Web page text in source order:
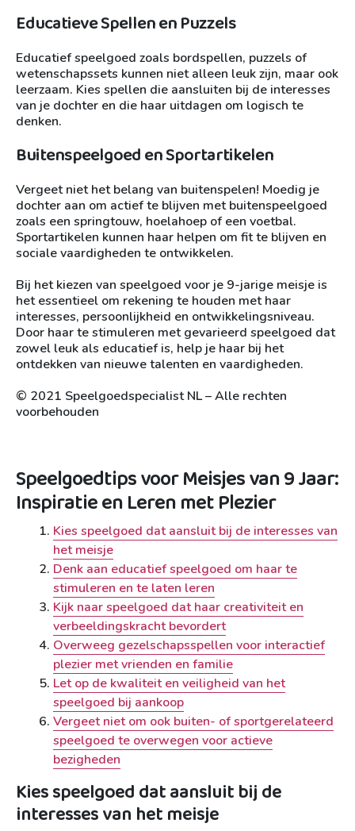
Educatieve Spellen en Puzzels
Educatief speelgoed zoals bordspellen, puzzels of
wetenschapssets kunnen niet alleen leuk zijn, maar ook
leerzaam. Kies spellen die aansluiten bij de interesses
van je dochter en die haar uitdagen om logisch te
denken.
Buitenspeelgoed en Sportartikelen
Vergeet niet het belang van buitenspelen! Moedig je
dochter aan om actief te blijven met buitenspeelgoed
zoals een springtouw, hoelahoep of een voetbal.
Sportartikelen kunnen haar helpen om fit te blijven en
sociale vaardigheden te ontwikkelen.
Bij het kiezen van speelgoed voor je 9-jarige meisje is
het essentieel om rekening te houden met haar
interesses, persoonlijkheid en ontwikkelingsniveau.
Door haar te stimuleren met gevarieerd speelgoed dat
zowel leuk als educatief is, help je haar bij het
ontdekken van nieuwe talenten en vaardigheden.
© 2021 Speelgoedspecialist NL – Alle rechten
voorbehouden
Speelgoedtips voor Meisjes van 9 Jaar:
Inspiratie en Leren met Plezier
Kies speelgoed dat aansluit bij de interesses van
het meisje
Denk aan educatief speelgoed om haar te
stimuleren en te laten leren
Kijk naar speelgoed dat haar creativiteit en
verbeeldingskracht bevordert
Overweeg gezelschapsspellen voor interactief
plezier met vrienden en familie
Let op de kwaliteit en veiligheid van het
speelgoed bij aankoop
Vergeet niet om ook buiten- of sportgerelateerd
speelgoed te overwegen voor actieve
bezigheden
Kies speelgoed dat aansluit bij de
interesses van het meisje